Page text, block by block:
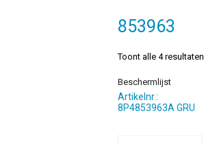
853963
Toont alle 4 resultaten
Beschermlijst
Artikelnr.:
8P4853963A GRU